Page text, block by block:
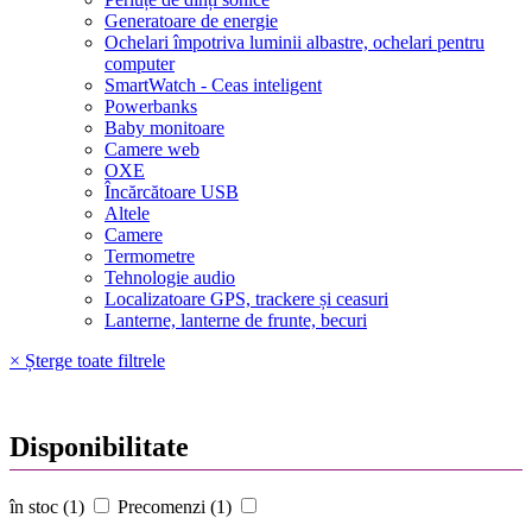
Generatoare de energie
Ochelari împotriva luminii albastre, ochelari pentru
computer
SmartWatch - Ceas inteligent
Powerbanks
Baby monitoare
Camere web
OXE
Încărcătoare USB
Altele
Camere
Termometre
Tehnologie audio
Localizatoare GPS, trackere și ceasuri
Lanterne, lanterne de frunte, becuri
× Șterge toate filtrele
Disponibilitate
în stoc (1) Precomenzi (1)